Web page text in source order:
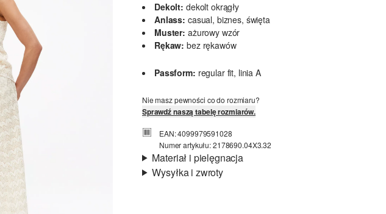
Dekolt: dekolt okrągły
Anlass: casual, biznes, święta
Muster: ażurowy wzór
Rękaw: bez rękawów
Passform: regular fit, linia A
Nie masz pewności co do rozmiaru?
Sprawdź naszą tabelę rozmiarów.
EAN: 4099979591028
Numer artykułu: 2178690.04X3.32
Materiał i pielęgnacja
Wysyłka i zwroty